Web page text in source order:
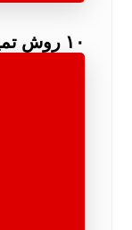
۱۰ روش تمیز کردن مبل مخمل